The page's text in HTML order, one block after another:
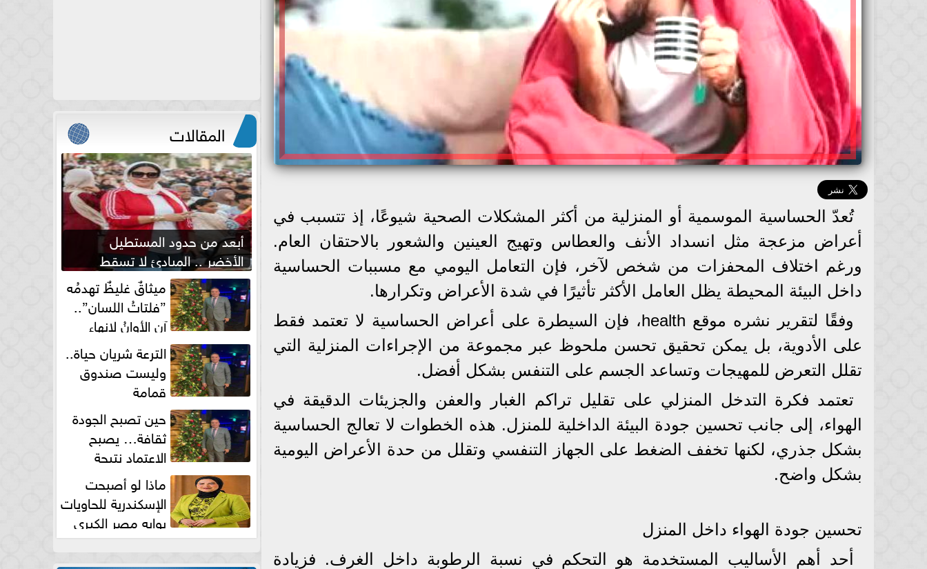
تُعدّ الحساسية الموسمية أو المنزلية من أكثر المشكلات الصحية شيوعًا، إذ تتسبب في
أعراض مزعجة مثل انسداد الأنف والعطاس وتهيج العينين والشعور بالاحتقان العام.
ورغم اختلاف المحفزات من شخص لآخر، فإن التعامل اليومي مع مسببات الحساسية
داخل البيئة المحيطة يظل العامل الأكثر تأثيرًا في شدة الأعراض وتكرارها.
وفقًا لتقرير نشره موقع health، فإن السيطرة على أعراض الحساسية لا تعتمد فقط
على الأدوية، بل يمكن تحقيق تحسن ملحوظ عبر مجموعة من الإجراءات المنزلية التي
تقلل التعرض للمهيجات وتساعد الجسم على التنفس بشكل أفضل.
تعتمد فكرة التدخل المنزلي على تقليل تراكم الغبار والعفن والجزيئات الدقيقة في
الهواء، إلى جانب تحسين جودة البيئة الداخلية للمنزل. هذه الخطوات لا تعالج الحساسية
بشكل جذري، لكنها تخفف الضغط على الجهاز التنفسي وتقلل من حدة الأعراض اليومية
بشكل واضح.
تحسين جودة الهواء داخل المنزل
أحد أهم الأساليب المستخدمة هو التحكم في نسبة الرطوبة داخل الغرف. فزيادة
المقالات
أبعد من حدود المستطيل
الأخضر .. المبادئ لا تسقط
بصفارة الحكم ميثاقٌ غليظٌ تهدمُه
”فلتاتُ اللسان”..
آن الأوانُ لإنهاءِ
فوضى الطلاق الشفهي!الترعة شريان حياة..
وليست صندوق
قمامة
حين تصبح الجودة
ثقافة… يصبح
الاعتماد نتيجة
طبيعية
ماذا لو أصبحت
الإسكندرية للحاويات
بوابه مصر الكبري
للتجارة العالمية بقلم د...